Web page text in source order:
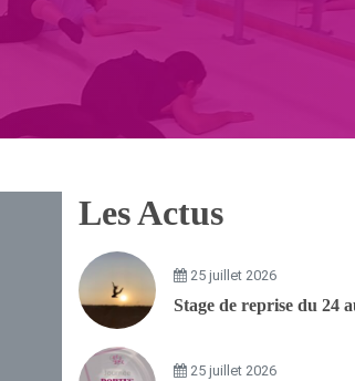
Les Actus
25 juillet 2026
Stage de reprise du 24
25 juillet 2026